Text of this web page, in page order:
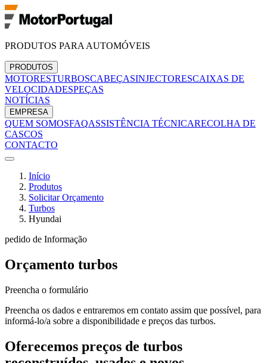
PRODUTOS PARA AUTOMÓVEIS
PRODUTOS
MOTORESTURBOSCABEÇASINJECTORESCAIXAS DE
VELOCIDADESPEÇAS
NOTÍCIAS
EMPRESA
QUEM SOMOSFAQASSISTÊNCIA TÉCNICARECOLHA DE
CASCOS
CONTACTO
Início
Produtos
Solicitar Orçamento
Turbos
Hyundai
pedido de Informação
Orçamento turbos
Preencha o formulário
Preencha os dados e entraremos em contato assim que possível, para
informá-lo/a sobre a disponibilidade e preços das turbos.
Oferecemos preços de turbos